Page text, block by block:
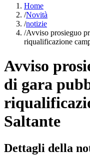
Home
/Novità
/notizie
/Avviso prosieguo
riqualificazione
Avviso
di gara
Saltante
Dettagli della